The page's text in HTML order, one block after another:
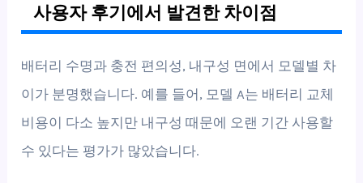
사용자 후기에서 발견한 차이점
배터리 수명과 충전 편의성, 내구성 면에서 모델별 차
이가 분명했습니다. 예를 들어, 모델 A는 배터리 교체
비용이 다소 높지만 내구성 때문에 오랜 기간 사용할
수 있다는 평가가 많았습니다.